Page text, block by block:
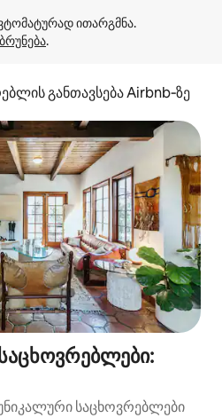
.
განთავსება Airbnb‑ზე
საცხოვრებლები